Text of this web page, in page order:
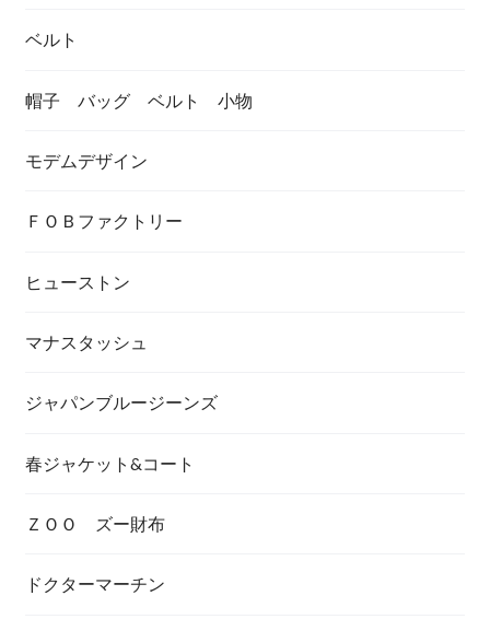
ベルト
帽子 バッグ ベルト 小物
モデムデザイン
ＦＯＢファクトリー
ヒューストン
マナスタッシュ
ジャパンブルージーンズ
春ジャケット&コート
ＺＯＯ ズー財布
ドクターマーチン